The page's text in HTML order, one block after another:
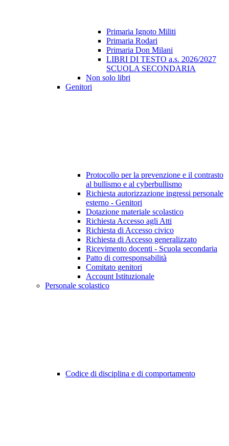
Primaria Ignoto Militi
Primaria Rodari
Primaria Don Milani
LIBRI DI TESTO a.s. 2026/2027
SCUOLA SECONDARIA
Non solo libri
Genitori
Protocollo per la prevenzione e il contrasto
al bullismo e al cyberbullismo
Richiesta autorizzazione ingressi personale
esterno - Genitori
Dotazione materiale scolastico
Richiesta Accesso agli Atti
Richiesta di Accesso civico
Richiesta di Accesso generalizzato
Ricevimento docenti - Scuola secondaria
Patto di corresponsabilità
Comitato genitori
Account Istituzionale
Personale scolastico
Codice di disciplina e di comportamento